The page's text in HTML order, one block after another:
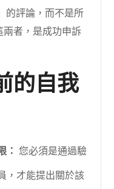
的評論，而不是所
者，是成功申訴
的自我
： 您必須是通過驗
，才能提出關於該